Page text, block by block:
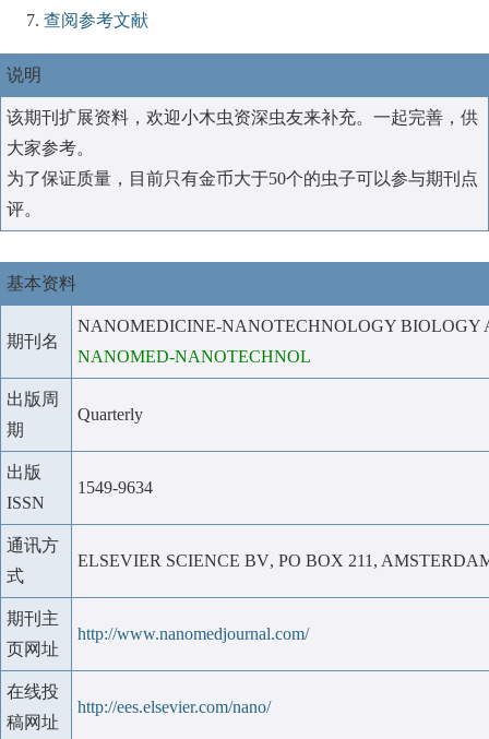
查阅参考文献
说明
该期刊扩展资料，欢迎小木虫资深虫友来补充。一起完善，供
大家参考。
为了保证质量，目前只有金币大于50个的虫子可以参与期刊点
评。
基本资料
期刊名
NANOMEDICINE-NANOTECHNOLOGY BIOLOGY
NANOMED-NANOTECHNOL
出版周
期
Quarterly
出版
ISSN
1549-9634
通讯方
式
ELSEVIER SCIENCE BV, PO BOX 211,
期刊主
页网址
http://www.nanomedjournal.com/
在线投
稿网址
http://ees.elsevier.com/nano/